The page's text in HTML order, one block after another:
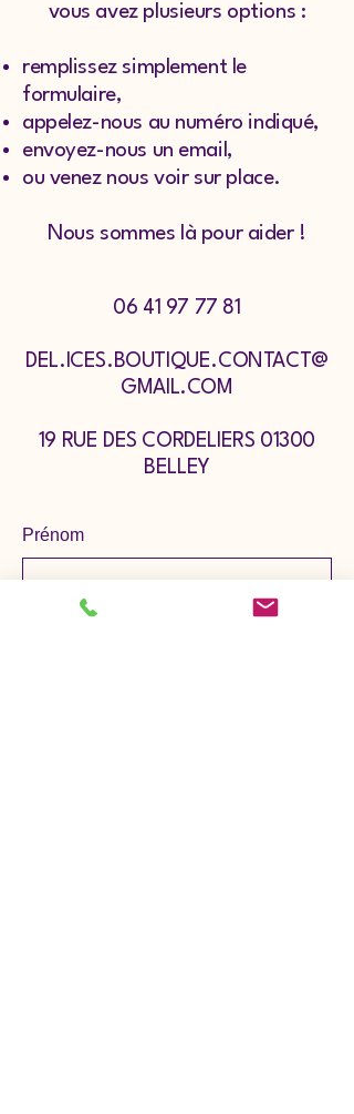
vous avez plusieurs options :
remplissez simplement le
formulaire,
appelez-nous au numéro indiqué,
envoyez-nous un email,
ou venez nous voir sur place.
Nous sommes là pour aider !
06 41 97 77 81
DEL.ICES.BOUTIQUE.CONTACT@
GMAIL.COM
19 RUE DES CORDELIERS 01300
BELLEY
Prénom
Nom de famille